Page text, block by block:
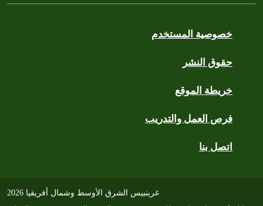
خصوصية المستخدم
حقوق النشر
خريطة الموقع
فرص العمل والتدريب
اتصل بنا
غرينبيس الشرق الأوسط وشمال أفريقيا 2026